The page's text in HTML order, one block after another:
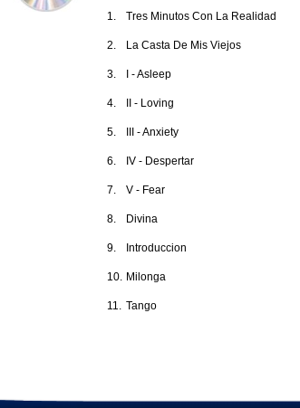
1.
Tres Minutos Con La Realidad
2. La Casta De Mis Viejos
3. I - Asleep
4. II - Loving
5. III - Anxiety
6. IV - Despertar
7. V - Fear
8. Divina
9. Introduccion
10. Milonga
11. Tango